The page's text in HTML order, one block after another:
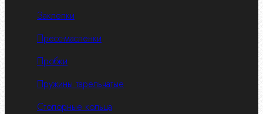
Заклепки
Пресс-масленки
Пробки
Пружины тарельчатые
Стопорные кольца